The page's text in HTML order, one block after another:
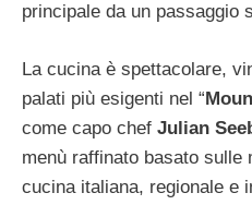
principale da un passaggio
La cucina è spettacolare,
palati più esigenti nel “
come capo chef Julian
menù raffinato basato sulle
cucina italiana, regionale e